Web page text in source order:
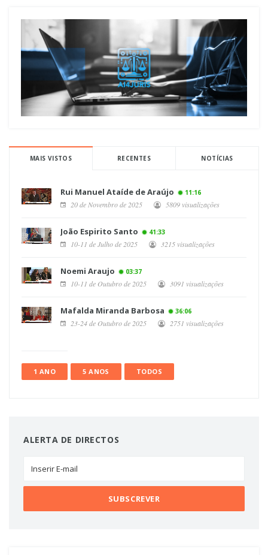
MAIS VISTOS RECENTES NOTÍCIAS
Rui Manuel Ataíde de Araújo 11:16
20 de Novembro de 2025 5809 visualizações
João Espirito Santo 41:33
10-11 de Julho de 2025 3215 visualizações
Noemi Araujo 03:37
10-11 de Outubro de 2025 3091 visualizações
Mafalda Miranda Barbosa 36:06
23-24 de Outubro de 2025 2751 visualizações
1 ANO 5 ANOS TODOS
ALERTA DE DIRECTOS